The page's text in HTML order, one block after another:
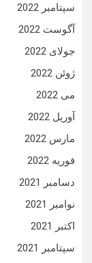
سپتامبر 2022
آگوست 2022
جولای 2022
ژوئن 2022
می 2022
آوریل 2022
مارس 2022
فوریه 2022
دسامبر 2021
نوامبر 2021
اکتبر 2021
سپتامبر 2021